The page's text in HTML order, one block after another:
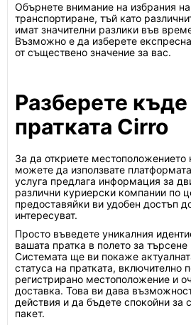
Обърнете внимание на избрания
транспортиране, тъй като
имат значителни разлики във
Възможно е да изберете
от съществено значение за вас.
Разберете
пратката Cirro
За да откриете местоположението
можете да използвате
услуга предлага информация за
различни куриерски компании по
предоставяйки ви удобен достъп
интересуват.
Просто въведете уникалния
вашата пратка в полето за търсене
Системата ще ви покаже
статуса на пратката, включително
регистрирано местоположение и
доставка. Това ви дава
действия и да бъдете спокойни за
пакет.